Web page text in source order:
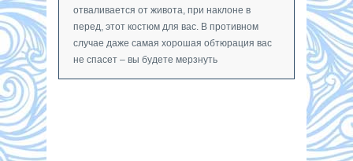
отваливается от живота, при наклоне в
перед, этот костюм для вас. В противном
случае даже самая хорошая обтюрация вас
не спасет – вы будете мерзнуть